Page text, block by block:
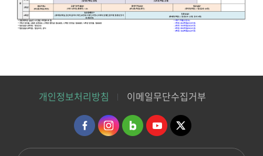
개인정보처리방침 이메일무단수집거부